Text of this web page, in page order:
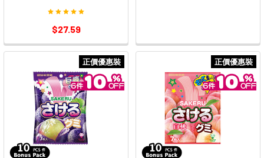
$27.59
正價優惠裝 正價優惠裝